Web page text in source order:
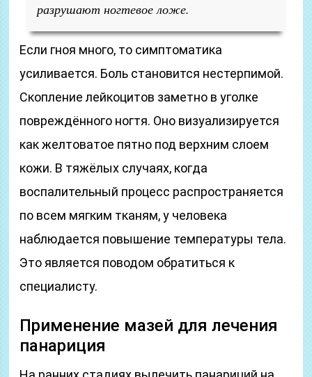
разрушают ногтевое ложе.
Если гноя много, то симптоматика
усиливается. Боль становится нестерпимой.
Скопление лейкоцитов заметно в уголке
повреждённого ногтя. Оно визуализируется
как желтоватое пятно под верхним слоем
кожи. В тяжёлых случаях, когда
воспалительный процесс распространяется
по всем мягким тканям, у человека
наблюдается повышение температуры тела.
Это является поводом обратиться к
специалисту.
Применение мазей для лечения
панариция